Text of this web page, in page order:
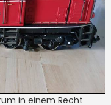
in einem Recht